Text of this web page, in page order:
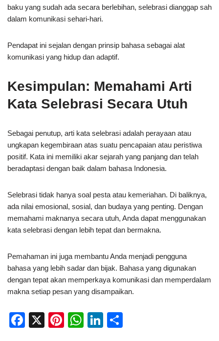
baku yang sudah ada secara berlebihan, selebrasi dianggap sah
dalam komunikasi sehari-hari.
Pendapat ini sejalan dengan prinsip bahasa sebagai alat
komunikasi yang hidup dan adaptif.
Kesimpulan: Memahami Arti
Kata Selebrasi Secara Utuh
Sebagai penutup, arti kata selebrasi adalah perayaan atau
ungkapan kegembiraan atas suatu pencapaian atau peristiwa
positif. Kata ini memiliki akar sejarah yang panjang dan telah
beradaptasi dengan baik dalam bahasa Indonesia.
Selebrasi tidak hanya soal pesta atau kemeriahan. Di baliknya,
ada nilai emosional, sosial, dan budaya yang penting. Dengan
memahami maknanya secara utuh, Anda dapat menggunakan
kata selebrasi dengan lebih tepat dan bermakna.
Pemahaman ini juga membantu Anda menjadi pengguna
bahasa yang lebih sadar dan bijak. Bahasa yang digunakan
dengan tepat akan memperkaya komunikasi dan memperdalam
makna setiap pesan yang disampaikan.
F
X
Pi
W
Li